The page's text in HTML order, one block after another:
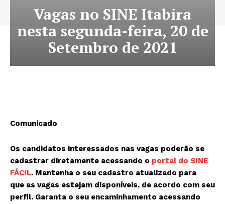
Vagas no SINE Itabira
nesta segunda-feira, 20 de
Setembro de 2021
Comunicado
Os candidatos interessados nas vagas poderão se
cadastrar diretamente acessando o portal do SINE
FÁCIL. Mantenha o seu cadastro atualizado para
que as vagas estejam disponíveis, de acordo com seu
perfil. Garanta o seu encaminhamento acessando